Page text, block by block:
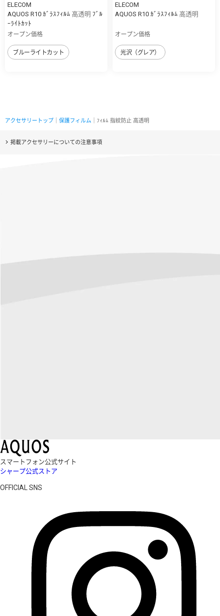
ELECOM
AQUOS R10 ｶﾞﾗｽﾌｨﾙﾑ 高透明 ﾌﾞﾙ
ｰﾗｲﾄｶｯﾄ
オープン価格
ブルーライトカット
ELECOM
AQUOS R10 ｶﾞﾗｽﾌｨﾙﾑ 高透明
オープン価格
光沢（グレア）
アクセサリートップ 保護フィルム ｜ﾌｨﾙﾑ 指紋防止 高透明
掲載アクセサリーについての注意事項
スマートフォン公式サイト
シャープ公式ストア
OFFICIAL SNS